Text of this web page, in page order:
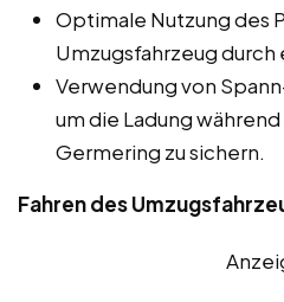
Optimale Nutzung des
Umzugsfahrzeug
Verwendung von
um die Ladung
Germering zu sichern.
Fahren des